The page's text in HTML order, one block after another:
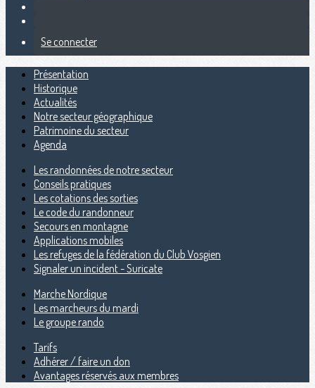
Se connecter
Présentation
Historique
Actualités
Notre secteur géographique
Patrimoine du secteur
Agenda
Les randonnées de notre secteur
Conseils pratiques
Les cotations des sorties
Le code du randonneur
Secours en montagne
Applications mobiles
Les refuges de la fédération du Club Vosgien
Signaler un incident - Suricate
Marche Nordique
Les marcheurs du mardi
Le groupe rando
Tarifs
Adhérer / faire un don
Avantages réservés aux membres